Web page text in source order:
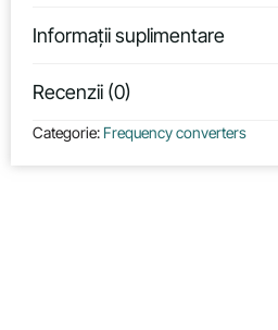
Informații suplimentare
Recenzii (0)
Categorie: Frequency converters